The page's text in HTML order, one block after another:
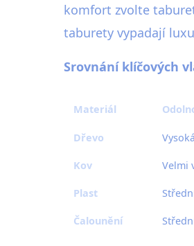
komfort zvolte
taburety vypadají
Srovnání klíčových
Materiál
Dřevo Vysoká
Kov Velmi
Plast
Čalounění